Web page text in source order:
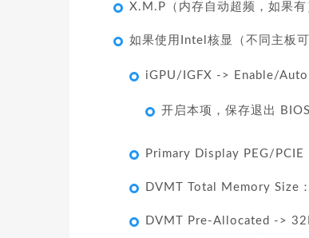
X.M.P（内存自动超频，如果有
如果使用Intel核显（不同主板
iGPU/IGFX -> Enable/Auto
开启本项，保存退出
Primary Display PEG/PCIE
DVMT Total Memory Size
DVMT Pre-Allocated ->